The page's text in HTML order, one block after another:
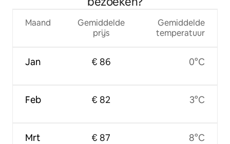
Maand
Jan
Feb
Mrt
Gemiddelde
prijs
€ 86
€ 82
€ 87
Gemiddelde
temperatuur
0°C
3°C
8°C